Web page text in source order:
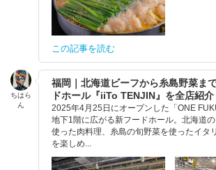
この記事を読む
ちはら
ん
福岡｜北海道ビーフから糸島野菜ま
ドホール『iiTo TENJIN』を全店紹介
2025年4月25日にオープンした「ONE
地下1階に広がる新フードホール。北海道
使った肉料理、糸島の旬野菜を使ったイタ
を楽しめ...